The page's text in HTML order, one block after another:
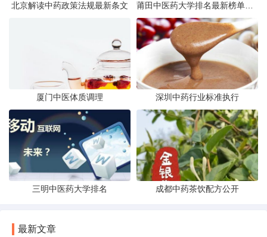
北京解读中药政策法规最新条文
厦门中医体质调理 深圳中药行业标准执行
三明中医药大学排名 成都中药茶饮配方公开
最新文章